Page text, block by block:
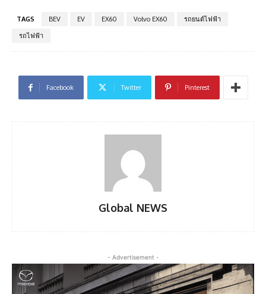
TAGS BEV EV EX60 Volvo EX60
รถยนต์ไฟฟ้า
รถไฟฟ้า
Facebook Twitter Pinterest
Global NEWS
- Advertisement -